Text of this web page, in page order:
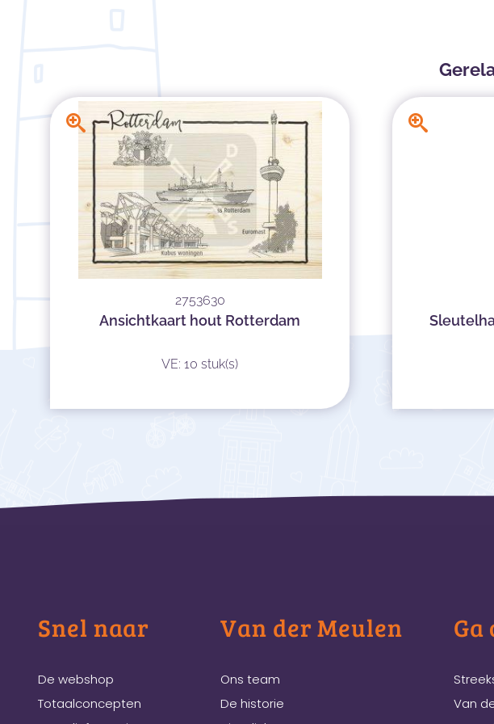
2753630
Ansichtkaart hout Rotterdam
VE: 10 stuk(s)
Snel naar
De webshop
Totaalconcepten
Van der Meulen
Ons team
De historie
Ga
Van